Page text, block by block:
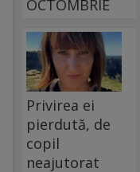
OCTOMBRIE
Privirea ei
pierdută, de
copil
neajutorat